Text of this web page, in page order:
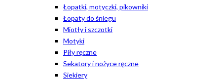
Łopatki, motyczki, pikowniki
Łopaty do śniegu
Miotły i szczotki
Motyki
Piły ręczne
Sekatory i nożyce ręczne
Siekiery